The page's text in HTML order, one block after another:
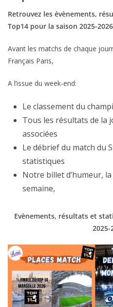
Retrouvez les évènements,
Top14 pour la saison 2025-
Avant les matchs de chaque
Français Paris,
A l’issue du week-end:
Le classement du
Tous les résultats de la
associées
Le débrief du match du
statistiques
Notre billet d’humeur,
semaine,
Evènements, résultats et
2025-